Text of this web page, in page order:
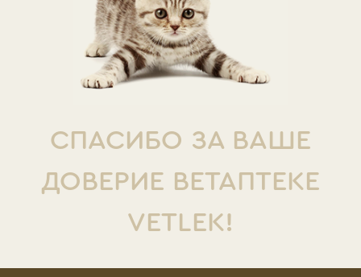
СПАСИБО ЗА ВАШЕ
ДОВЕРИЕ ВЕТАПТЕКЕ
VETLEK!